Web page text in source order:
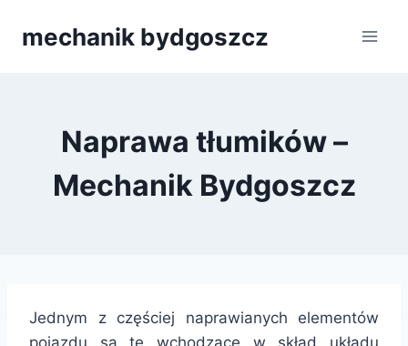
mechanik bydgoszcz
Naprawa tłumików –
Mechanik Bydgoszcz
Jednym z częściej naprawianych elementów
pojazdu są te wchodzące w skład układu